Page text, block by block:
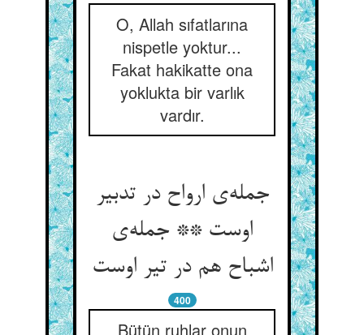
O, Allah sıfatlarına
nispetle yoktur...
Fakat hakikatte ona
yoklukta bir varlık
vardır.
جمله‌ی ارواح در تدبیر
اوست ** جمله‌ی
اشباح هم در تیر اوست
400
Bütün ruhlar onun